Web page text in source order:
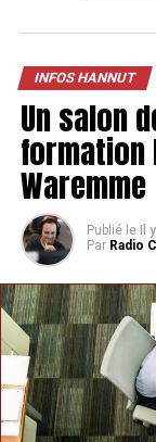
INFOS HANNUT
Un salon
formation
Waremme
Publié le Il
Par Radio